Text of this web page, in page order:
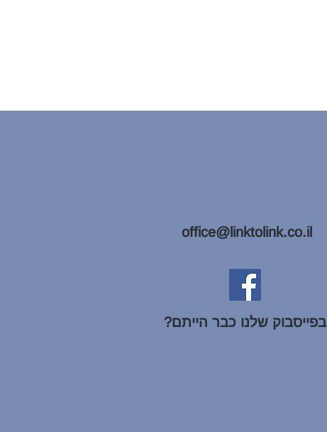
office@linktolink.co.il
בפייסבוק שלנו כבר הייתם?